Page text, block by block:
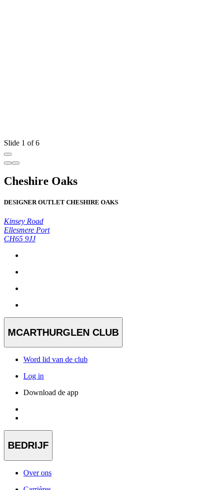
Slide 1 of 6
Cheshire Oaks
DESIGNER OUTLET CHESHIRE OAKS
Kinsey Road
Ellesmere Port
CH65 9JJ
MCARTHURGLEN CLUB
Word lid van de club
Log in
Download de app
BEDRIJF
Over ons